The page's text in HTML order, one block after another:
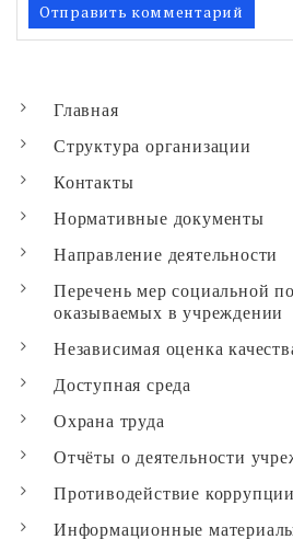
Главная
Структура организации
Контакты
Нормативные документы
Направление деятельности
Перечень мер социальной
оказываемых в учреждении
Независимая оценка
Доступная среда
Охрана труда
Отчёты о деятельности
Противодействие коррупции
Информационные